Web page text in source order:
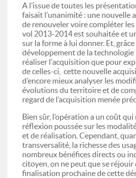
A l’issue de toutes les
faisait l’unanimité : une nouvelle
de renouveler voire compléter
vol 2013-2014 est souhaitée et
sur la forme à lui donner. Et, grâce
développement de la
réaliser l'acquisition que pour
de celles-ci, cette nouvelle
d’encore mieux analyser les
évolutions du territoire et de
regard de l’acquisition menée
Bien sûr, l’opération a un coût
réflexion poussée sur les
et de réalisation. Cependant,
transversalité, la richesse des
nombreux bénéfices directs ou
citoyen, on ne peut que se réjouir
finalisation prochaine de cette